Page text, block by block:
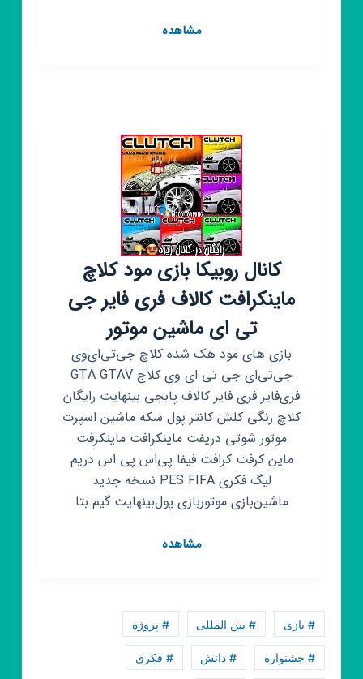
مشاهدهکانال
بازی
زیلان
کانال روبیکا بازی مود کلاچ
ماینکرافت کالاف فری فایر جی
تی ای ماشین موتور
بازی های مود هک شده کلاچ جی‌تی‌ای‌وی
جی‌تی‌ای‌ جی تی ای وی کلاج GTA GTAV
فری‌فایر فری فایر کالاف پابجی بینهایت رایگان
کلاچ رنگی کلش کانتر پول سکه ماشین اسپرت
موتور شوتی دریفت ماینکرافت ماینکرفت
ماین کرفت کرافت فیفا پی‌اس پی اس دریم
لیگ فکری PES FIFA نسخه جدید
ماشین‌بازی موتوربازی پول‌بینهایت گیم بتا
مشاهدهکانال
کلاچ
ماینکرافت
کالاف
# بازی # بین المللی # پروژه
# جشنواره # دانش # فکری